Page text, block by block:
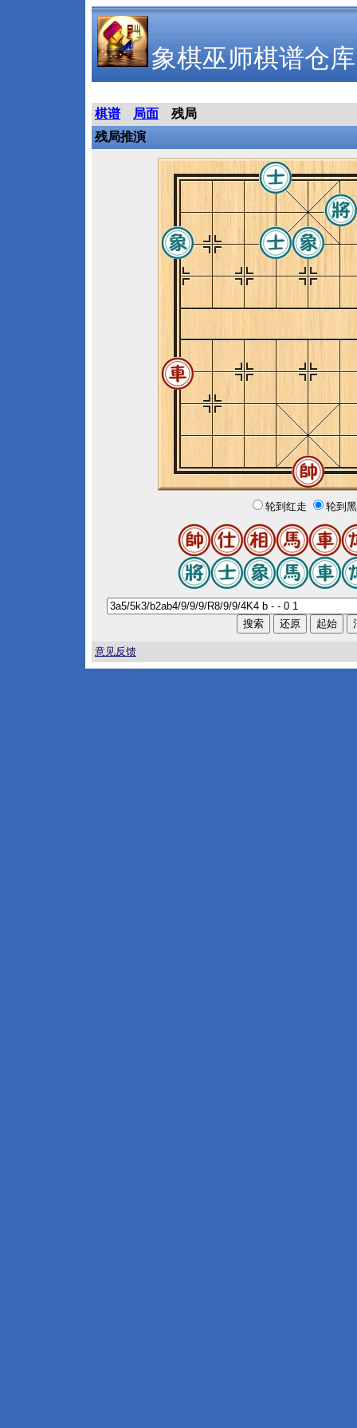
象棋巫师棋谱仓库
棋谱 局面
残局
残局推演
轮到红走 轮到
意见反馈